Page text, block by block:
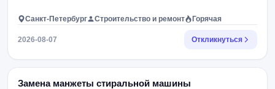
Санкт-Петербург Строительство и ремонт Горячая
2026-08-07 Откликнуться
Замена манжеты стиральной машины